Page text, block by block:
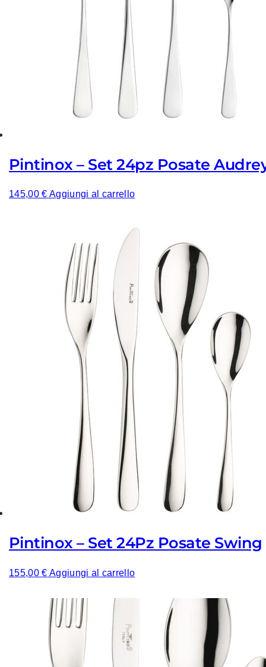
Pintinox – Set 24pz Posate
145,00€ Aggiungi al carrello
Pintinox – Set 24Pz Posate Swing
155,00€ Aggiungi al carrello